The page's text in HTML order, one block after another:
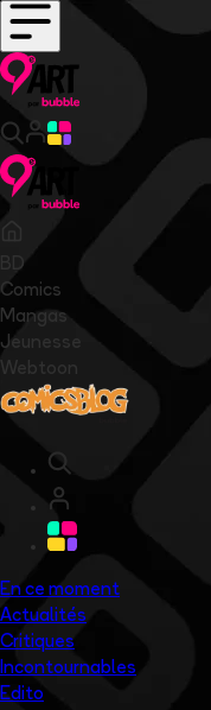
BD
Comics
Mangas
Jeunesse
Webtoon
En ce moment
Actualités
Critiques
Incontournables
Edito